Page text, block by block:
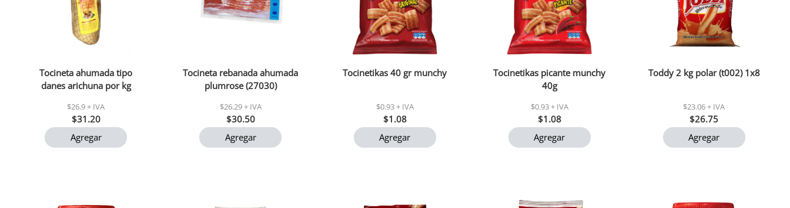
Tocineta ahumada tipo
danes arichuna por kg
$26.9 + IVA
$31.20
Agregar
Tocineta rebanada ahumada
plumrose (27030)
$26.29 + IVA
$30.50
Agregar
Tocinetikas 40 gr munchy
$0.93 + IVA
$1.08
Agregar
Tocinetikas picante munchy
40g
$0.93 + IVA
$1.08
Agregar
Toddy 2 kg polar (t002) 1x8
$23.06 + IVA
$26.75
Agregar